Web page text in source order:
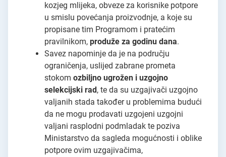
kozjeg mlijeka, obveze za korisnike potpore
u smislu povećanja proizvodnje, a koje su
propisane tim Programom i pratećim
pravilnikom, produže za godinu dana.
Savez napominje da je na području
ograničenja, uslijed zabrane prometa
stokom ozbiljno ugrožen i uzgojno
selekcijski rad , te da su uzgajivači uzgojno
valjanih stada također u problemima budući
da ne mogu prodavati uzgojeni uzgojni
valjani rasplodni podmladak te poziva
Ministarstvo da sagleda mogućnosti i oblike
potpore ovim uzgajivačima,